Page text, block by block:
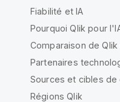
Fiabilité et IA
Pourquoi Qlik pour
Comparaison de
Partenaires
Sources et cibles de
Régions Qlik